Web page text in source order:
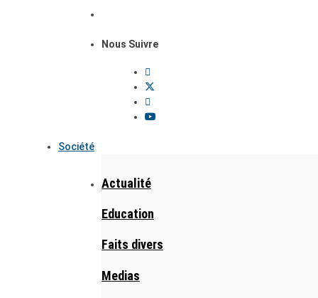
Nous Suivre
Société
Actualité
Education
Faits divers
Medias